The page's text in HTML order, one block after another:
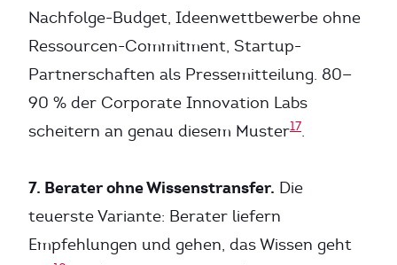
Nachfolge-Budget, Ideenwettbewerbe ohne
Ressourcen-Commitment, Startup-
Partnerschaften als Pressemitteilung. 80—
90 % der Corporate Innovation Labs
scheitern an genau diesem Muster17.
7. Berater ohne Wissenstransfer. Die
teuerste Variante: Berater liefern
Empfehlungen und gehen, das Wissen geht